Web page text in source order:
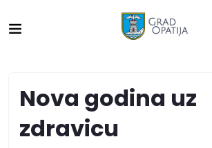
Nova godina uz
zdravicu